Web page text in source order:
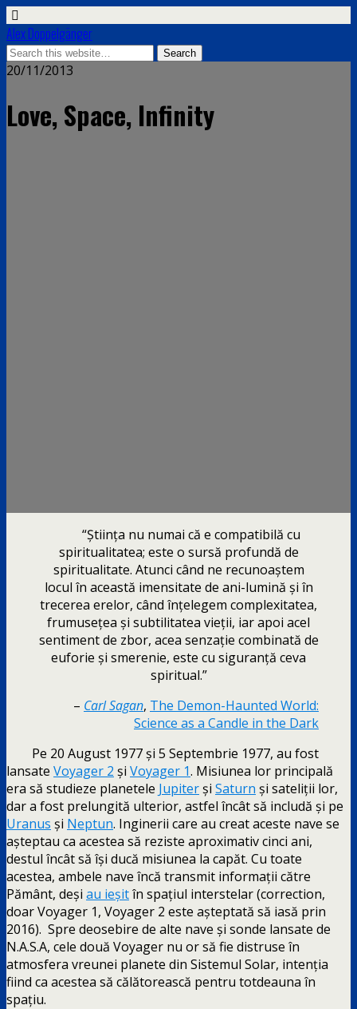
Alex Doppelgänger
20/11/2013
Love, Space, Infinity
“Știința nu numai că e compatibilă cu
spiritualitatea; este o sursă profundă de
spiritualitate. Atunci când ne recunoaștem
locul în această imensitate de ani-lumină și în
trecerea erelor, când înțelegem complexitatea,
frumusețea și subtilitatea vieții, iar apoi acel
sentiment de zbor, acea senzație combinată de
euforie și smerenie, este cu siguranță ceva
spiritual.”
– Carl Sagan, The Demon-Haunted World:
Science as a Candle in the Dark
Pe 20 August 1977 și 5 Septembrie 1977, au fost
lansate Voyager 2 și Voyager 1. Misiunea lor principală
era să studieze planetele Jupiterși Saturn și sateliții lor,
dar a fost prelungită ulterior, astfel încât să includă și pe
Uranus și Neptun. Inginerii care au creat aceste nave se
așteptau ca acestea să reziste aproximativ cinci ani,
destul încât să își ducă misiunea la capăt. Cu toate
acestea, ambele nave încă transmit informații către
Pământ, deși au ieșitîn spațiul interstelar (correction,
doar Voyager 1, Voyager 2 este așteptată să iasă prin
2016). Spre deosebire de alte nave și sonde lansate de
N.A.S.A, cele două Voyager nu or să fie distruse în
atmosfera vreunei planete din Sistemul Solar, intenția
fiind ca acestea să călătorească pentru totdeauna în
spațiu.